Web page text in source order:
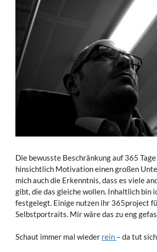
Die bewusste Beschränkung auf 365
hinsichtlich Motivation einen großen
mich auch die Erkenntnis, dass es viele
gibt, die das gleiche wollen. Inhaltlich bin
festgelegt. Einige nutzen ihr 365project
Selbstportraits. Mir wäre das zu eng
Schaut immer mal wieder rein – da tut